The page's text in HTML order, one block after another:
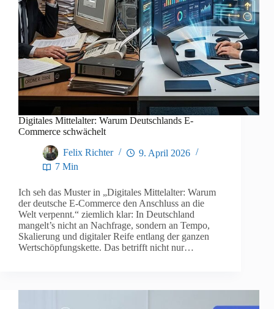
Digitales Mittelalter: Warum Deutschlands E-
Commerce schwächelt
Felix Richter
9. April 2026
7 Min
Ich seh das Muster in „Digitales Mittelalter: Warum
der deutsche E-Commerce den Anschluss an die
Welt verpennt.“ ziemlich klar: In Deutschland
mangelt’s nicht an Nachfrage, sondern an Tempo,
Skalierung und digitaler Reife entlang der ganzen
Wertschöpfungskette. Das betrifft nicht nur…